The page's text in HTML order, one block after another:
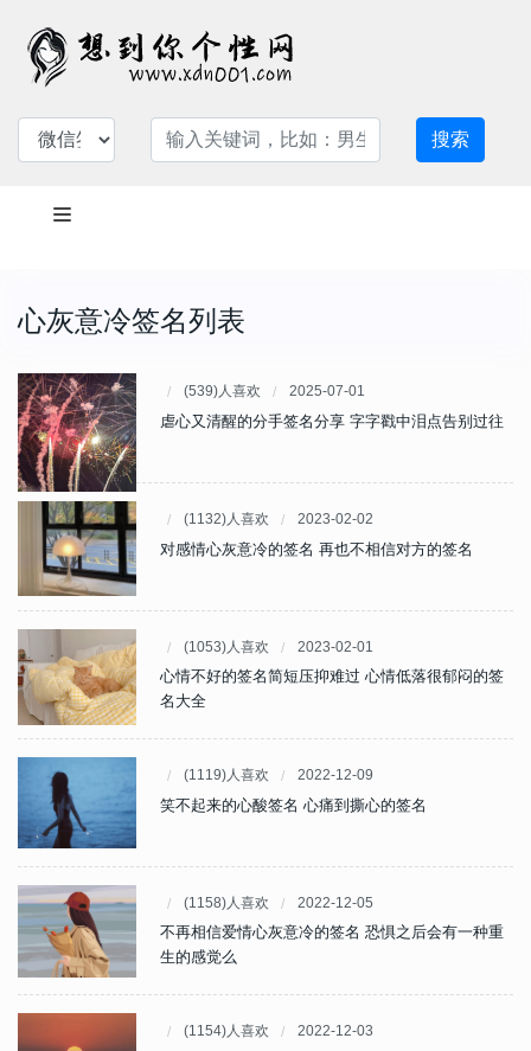
搜索
心灰意冷签名列表
(539)人喜欢 2025-07-01
虐心又清醒的分手签名分享 字字戳中泪点告别过往
(1132)人喜欢 2023-02-02
对感情心灰意冷的签名 再也不相信对方的签名
(1053)人喜欢 2023-02-01
心情不好的签名简短压抑难过 心情低落很郁闷的签
名大全
(1119)人喜欢 2022-12-09
笑不起来的心酸签名 心痛到撕心的签名
(1158)人喜欢 2022-12-05
不再相信爱情心灰意冷的签名 恐惧之后会有一种重
生的感觉么
(1154)人喜欢 2022-12-03